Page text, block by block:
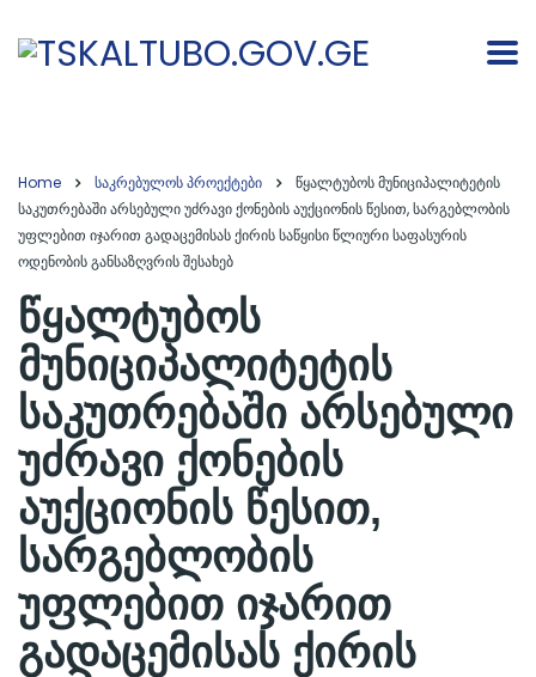
Home საკრებულოს პროექტები
წყალტუბოს მუნიციპალიტეტის
საკუთრებაში არსებული უძრავი ქონების აუქციონის წესით, სარგებლობის
უფლებით იჯარით გადაცემისას ქირის საწყისი წლიური საფასურის
ოდენობის განსაზღვრის შესახებ
წყალტუბოს
მუნიციპალიტეტის
საკუთრებაში არსებული
უძრავი ქონების
აუქციონის წესით,
სარგებლობის
უფლებით იჯარით
გადაცემისას ქირის